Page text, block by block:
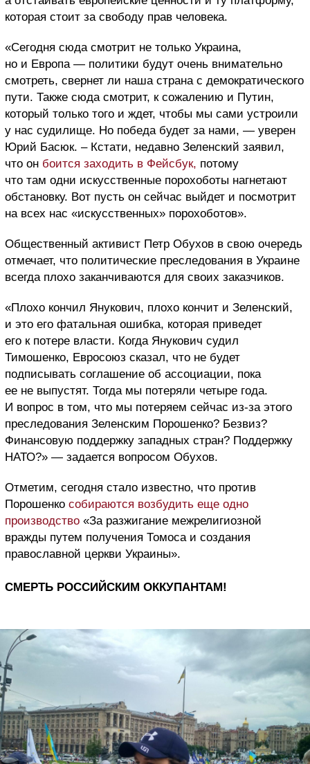
которая стоит за свободу прав человека.
«Сегодня сюда смотрит не только Украина,
но и Европа — политики будут очень внимательно
смотреть, свернет ли наша страна с демократического
пути. Также сюда смотрит, к сожалению и Путин,
который только того и ждет, чтобы мы сами устроили
у нас судилище. Но победа будет за нами, — уверен
Юрий Басюк. – Кстати, недавно Зеленский заявил,
что он боится заходить в Фейсбук, потому
что там одни искусственные порохоботы нагнетают
обстановку. Вот пусть он сейчас выйдет и посмотрит
на всех нас «искусственных» порохоботов».
Общественный активист Петр Обухов в свою очередь
отмечает, что политические преследования в Украине
всегда плохо заканчиваются для своих заказчиков.
«Плохо кончил Янукович, плохо кончит и Зеленский,
и это его фатальная ошибка, которая приведет
его к потере власти. Когда Янукович судил
Тимошенко, Евросоюз сказал, что не будет
подписывать соглашение об ассоциации, пока
ее не выпустят. Тогда мы потеряли четыре года.
И вопрос в том, что мы потеряем сейчас из-за этого
преследования Зеленским Порошенко? Безвиз?
Финансовую поддержку западных стран? Поддержку
НАТО?» — задается вопросом Обухов.
Отметим, сегодня стало известно, что против
Порошенко собираются возбудить еще одно
производство «За разжигание межрелигиозной
вражды путем получения Томоса и создания
православной церкви Украины».
СМЕРТЬ РОССИЙСКИМ ОККУПАНТАМ!